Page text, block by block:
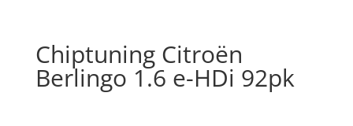
Chiptuning Citroën
Berlingo 1.6 e-HDi 92pk